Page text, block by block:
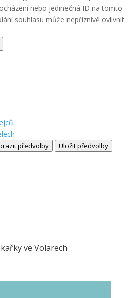
nebo jedinečná ID na tomto
souhlasu může nepříznivě ovlivnit
předvolby Uložit předvolby
ve Volarech